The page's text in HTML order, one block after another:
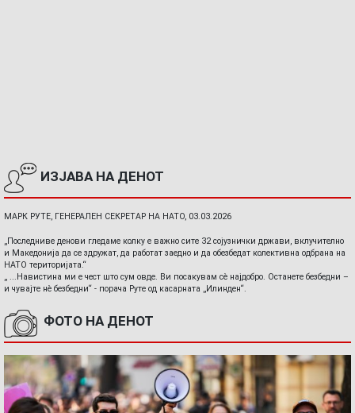
ИЗЈАВА НА ДЕНОТ
МАРК РУТЕ, ГЕНЕРАЛЕН СЕКРЕТАР НА НАТО, 03.03.2026
„Последниве денови гледаме колку е важно сите 32 сојузнички држави, вклучително
и Македонија да се здружат, да работат заедно и да обезбедат колективна одбрана на
НАТО територијата.“
„ ...Навистина ми е чест што сум овде. Ви посакувам сè најдобро. Останете безбедни –
и чувајте нè безбедни“ - порача Руте од касарната „Илинден“.
ФОТО НА ДЕНОТ